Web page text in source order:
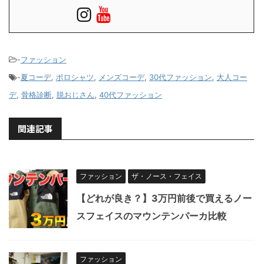
-ファッション
-夏コーデ, ポロシャツ, メンズコーデ, 30代ファッション, 大人コー
デ, 骨格診断, 脱おじさん, 40代ファッション
関連記事
ファッション ザ・ノース・フェイス
【どれが良き？】3万円前後で買えるノー
スフェイスのマウンテンパーカ比較
ファッション